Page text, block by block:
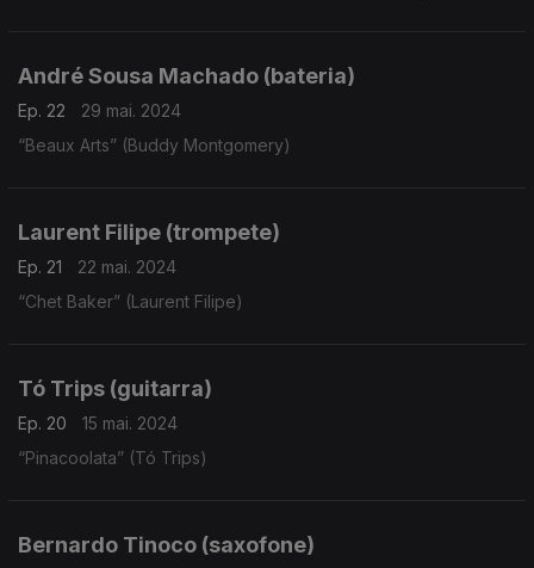
André Sousa Machado (bateria)
Ep. 22
29 mai. 2024
“Beaux Arts” (Buddy Montgomery)
Laurent Filipe (trompete)
Ep. 21
22 mai. 2024
“Chet Baker” (Laurent Filipe)
Tó Trips (guitarra)
Ep. 20
15 mai. 2024
“Pinacoolata” (Tó Trips)
Bernardo Tinoco (saxofone)